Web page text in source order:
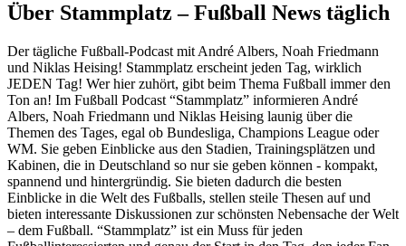
Über Stammplatz – Fußball News täglich
Der tägliche Fußball-Podcast mit André Albers, Noah Friedmann
und Niklas Heising! Stammplatz erscheint jeden Tag, wirklich
JEDEN Tag! Wer hier zuhört, gibt beim Thema Fußball immer den
Ton an! Im Fußball Podcast “Stammplatz” informieren André
Albers, Noah Friedmann und Niklas Heising launig über die
Themen des Tages, egal ob Bundesliga, Champions League oder
WM. Sie geben Einblicke aus den Stadien, Trainingsplätzen und
Kabinen, die in Deutschland so nur sie geben können - kompakt,
spannend und hintergründig. Sie bieten dadurch die besten
Einblicke in die Welt des Fußballs, stellen steile Thesen auf und
bieten interessante Diskussionen zur schönsten Nebensache der Welt
– dem Fußball. “Stammplatz” ist ein Muss für jeden